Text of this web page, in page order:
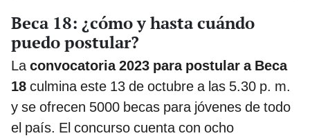
Beca 18: ¿cómo y hasta cuándo
puedo postular?
Laconvocatoria 2023 para postular a Beca
18 culmina este 13 de octubre a las 5.30 p. m.
y se ofrecen 5000 becas para jóvenes de todo
el país. El concurso cuenta con ocho